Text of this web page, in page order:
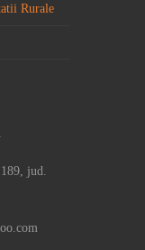
Rurale
jud.